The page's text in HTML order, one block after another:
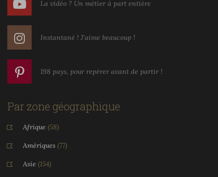
La vidéo ? Un métier à part entière
Instantané ! J'aime beaucoup !
198 pays, pour repérer avant de partir !
Par zone géographique
Afrique (58)
Amériques (77)
Asie (154)